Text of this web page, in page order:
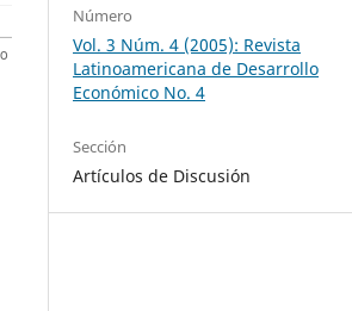
Número
Vol. 3 Núm. 4 (2005): Revista
Latinoamericana de Desarrollo
Económico No. 4
Sección
Artículos de Discusión